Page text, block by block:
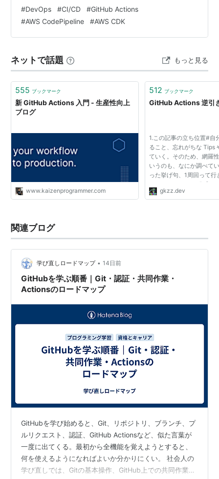
する構成を紹介します。 はじめに - GitHub OIDC 接続へ
のなくはない懸念 CI を GitHub Actions、CD を AWS
CodePipeline とする構成 シーケンス図 セキュ…
#DevOps #CI/CD #GitHub Actions
#AWS CodePipeline #AWS CDK
ネットで話題 もっと見る
555 ブックマーク
新 GitHub Actions 入門 - 生産性向上
ブログ
www.kaizenprogrammer.com
512 ブックマーク
GitHub Actions 逆引
1.この記事の立ち位置#自
ること、忘れがちな Tips
ていく。そのため、網羅
いうのも、なにか調べて
った挙げ句、1周回って
GitHub Actions の公式ド
たとえば Workflow の書
gkzz.dev
関連ブログ
学び直しロードマップ • 14日前
GitHubを学ぶ順番｜Git・認証・共同作業・
Actionsのロードマップ
GitHubを学び始めると、Git、リポジトリ、ブランチ、プ
ルリクエスト、認証、GitHub Actionsなど、似た言葉が
一度に出てくる。最初から全機能を覚えようとすると、
何を使えるようになればよいか分かりにくい。 社会人の
学び直しでは、Gitの基本操作、GitHub上での共同作業、